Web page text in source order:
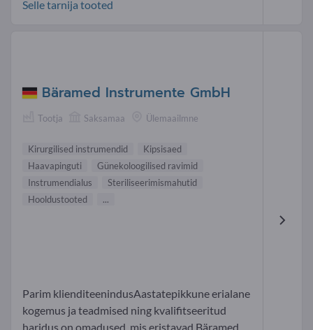
Selle tarnija tooted
Bäramed Instrumente GmbH
Tootja Saksamaa Ülemaailmne
Kirurgilised instrumendid
Kipsisaed
Haavapinguti
Günekoloogilised ravimid
Instrumendialus
Steriliseerimismahutid
Hooldustooted
...
Parim klienditeenindusAastatepikkune erialane
kogemus ja teadmised ning kvalifitseeritud
haridus on omadused, mis eristavad Bäramed